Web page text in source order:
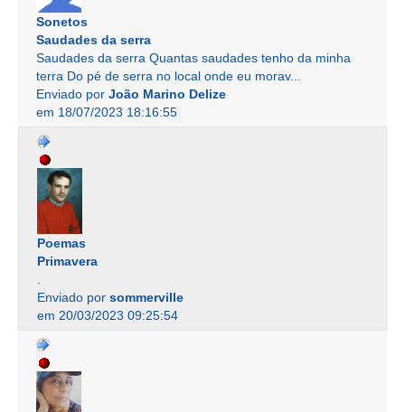
Sonetos
Saudades da serra
Saudades da serra Quantas saudades tenho da minha
terra Do pé de serra no local onde eu morav...
Enviado por João Marino Delize
em 18/07/2023 18:16:55
Poemas
Primavera
Enviado por sommerville
em 20/03/2023 09:25:54